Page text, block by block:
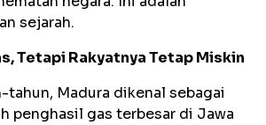
sejarah.
Tetapi Rakyatnya Tetap Miskin
tahun, Madura dikenal sebagai
penghasil gas terbesar di Jawa